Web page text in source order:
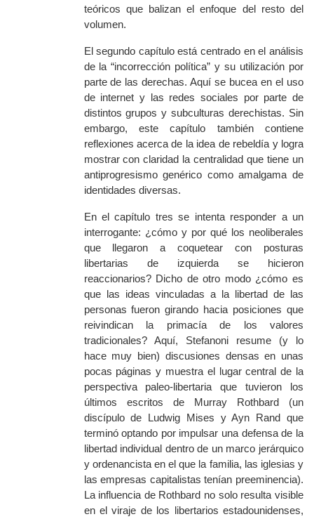
teóricos que balizan el enfoque del resto del
volumen.
El segundo capítulo está centrado en el análisis
de la “incorrección política” y su utilización por
parte de las derechas. Aquí se bucea en el uso
de internet y las redes sociales por parte de
distintos grupos y subculturas derechistas. Sin
embargo, este capítulo también contiene
reflexiones acerca de la idea de rebeldía y logra
mostrar con claridad la centralidad que tiene un
antiprogresismo genérico como amalgama de
identidades diversas.
En el capítulo tres se intenta responder a un
interrogante: ¿cómo y por qué los neoliberales
que llegaron a coquetear con posturas
libertarias de izquierda se hicieron
reaccionarios? Dicho de otro modo ¿cómo es
que las ideas vinculadas a la libertad de las
personas fueron girando hacia posiciones que
reivindican la primacía de los valores
tradicionales? Aquí, Stefanoni resume (y lo
hace muy bien) discusiones densas en unas
pocas páginas y muestra el lugar central de la
perspectiva paleo-libertaria que tuvieron los
últimos escritos de Murray Rothbard (un
discípulo de Ludwig Mises y Ayn Rand que
terminó optando por impulsar una defensa de la
libertad individual dentro de un marco jerárquico
y ordenancista en el que la familia, las iglesias y
las empresas capitalistas tenían preeminencia).
La influencia de Rothbard no solo resulta visible
en el viraje de los libertarios estadounidenses,